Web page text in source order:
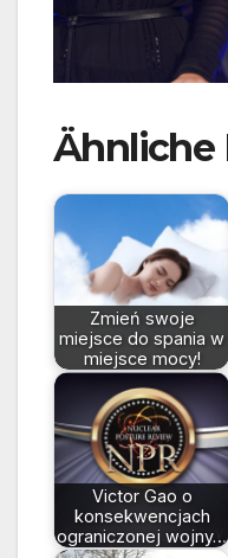
Ähnliche
Zmień swoje
miejsce do spania w
miejsce mocy!
Victor Gao o
konsekwencjach
ograniczonej wojny…